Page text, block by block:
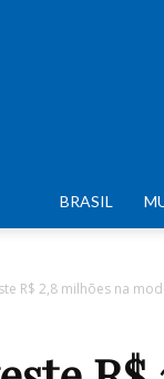
BRASIL
R$ 2,8 milhões na